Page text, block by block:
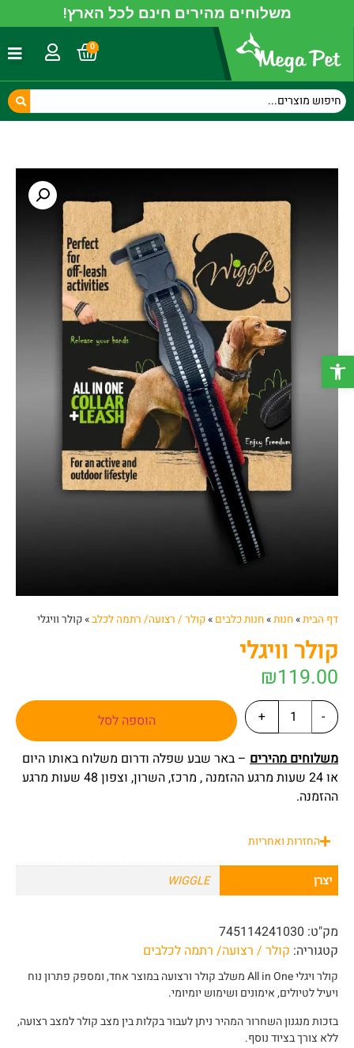
פתח סרגל נגישות
משלוחים מהירים חינם לכל הארץ!
0
דף הבית»חנות»חנות כלבים »קולר / רצועה/ רתמה לכלב»קולר וויגלי
קולר וויגלי
₪119.00
-
+
הוספה לסל
משלוחים מהירים – באר שבע שפלה ודרום משלוח באותו היום
או 24 שעות מרגע ההזמנה , מרכז, השרון, וצפון 48 שעות מרגע
ההזמנה.
החזרות ואחריות
יצרן WIGGLE
מק"ט: 745114241030
קטגוריה: קולר / רצועה/ רתמה לכלבים
קולר ויגלי All in One משלב קולר ורצועה במוצר אחד, ומספק פתרון נוח
ויעיל לטיולים, אימונים ושימוש יומיומי.
בזכות מנגנון השחרור המהיר ניתן לעבור בקלות בין מצב קולר למצב רצועה,
ללא צורך בציוד נוסף.